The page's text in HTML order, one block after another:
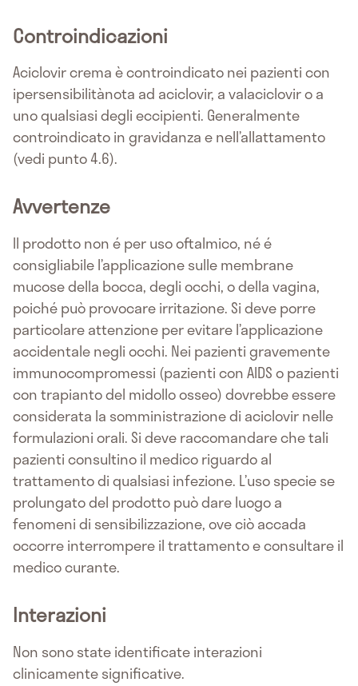
Controindicazioni
Aciclovir crema è controindicato nei pazienti con
ipersensibilitànota ad aciclovir, a valaciclovir o a
uno qualsiasi degli eccipienti. Generalmente
controindicato in gravidanza e nell’allattamento
(vedi punto 4.6).
Avvertenze
Il prodotto non é per uso oftalmico, né é
consigliabile l’applicazione sulle membrane
mucose della bocca, degli occhi, o della vagina,
poiché può provocare irritazione. Si deve porre
particolare attenzione per evitare l’applicazione
accidentale negli occhi. Nei pazienti gravemente
immunocompromessi (pazienti con AIDS o pazienti
con trapianto del midollo osseo) dovrebbe essere
considerata la somministrazione di aciclovir nelle
formulazioni orali. Si deve raccomandare che tali
pazienti consultino il medico riguardo al
trattamento di qualsiasi infezione. L’uso specie se
prolungato del prodotto può dare luogo a
fenomeni di sensibilizzazione, ove ciò accada
occorre interrompere il trattamento e consultare il
medico curante.
Interazioni
Non sono state identificate interazioni
clinicamente significative.